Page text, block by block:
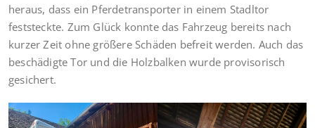
heraus, dass ein Pferdetransporter in einem Stadltor
feststeckte. Zum Glück konnte das Fahrzeug bereits nach
kurzer Zeit ohne größere Schäden befreit werden. Auch das
beschädigte Tor und die Holzbalken wurde provisorisch
gesichert.